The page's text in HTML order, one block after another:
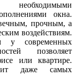
окна.
прочным, а
воздействиям.
у современных
позволяет
или квартире.
даже самых